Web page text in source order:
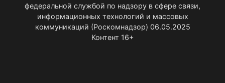
федеральной службой по надзору в сфере связи,
информационных технологий и массовых
коммуникаций (Роскомнадзор) 06.05.2025
Контент 16+